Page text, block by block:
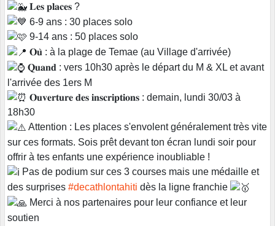
𝐋𝐞𝐬 𝐩𝐥𝐚𝐜𝐞𝐬 ?
6-9 ans : 30 places solo
9-14 ans : 50 places solo
𝐎𝐮̀ : à la plage de Temae (au Village d'arrivée)
𝐐𝐮𝐚𝐧𝐝 : vers 10h30 après le départ du M & XL et avant
l'arrivée des 1ers M
𝐎𝐮𝐯𝐞𝐫𝐭𝐮𝐫𝐞 𝐝𝐞𝐬 𝐢𝐧𝐬𝐜𝐫𝐢𝐩𝐭𝐢𝐨𝐧𝐬 : demain, lundi 30/03 à
18h30
Attention : Les places s'envolent généralement très vite
sur ces formats. Sois prêt devant ton écran lundi soir pour
offrir à tes enfants une expérience inoubliable !
Pas de podium sur ces 3 courses mais une médaille et
des surprises #decathlontahiti dès la ligne franchie
Merci à nos partenaires pour leur confiance et leur
soutien